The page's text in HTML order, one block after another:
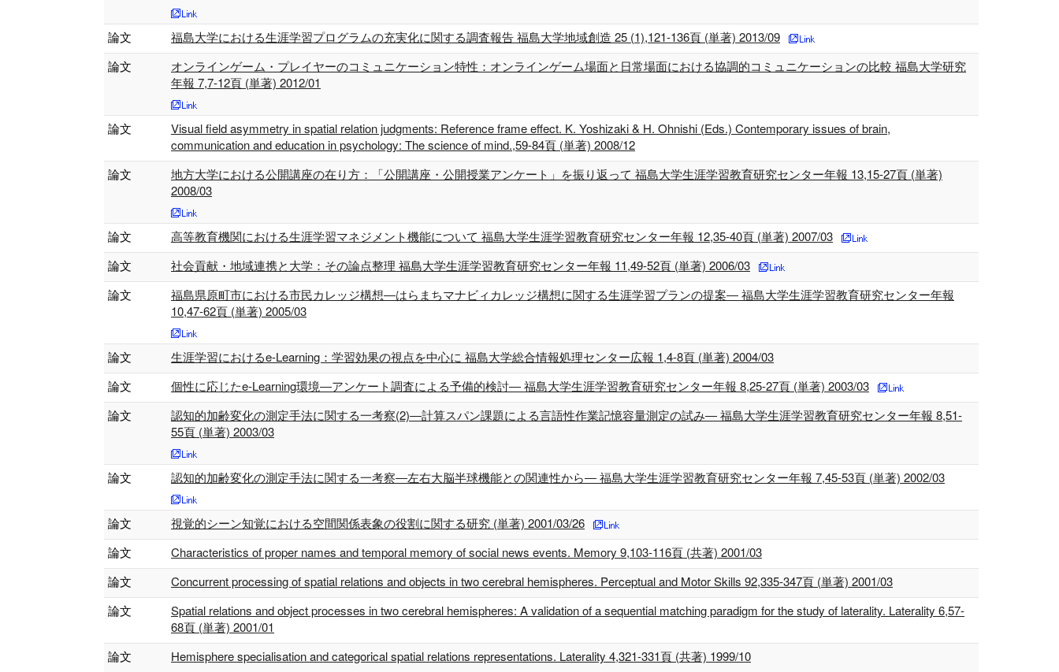
論文
福島大学における生涯学習プログラムの充実化に関する調査報告 福島大学地域創造 25 (1),121-136頁 (単著) 2013/09
論文
オンラインゲーム・プレイヤーのコミュニケーション特性：オンラインゲーム場面と日常場面における協調的コミュニケーションの比較 福島大学研究
年報 7,7-12頁 (単著) 2012/01
論文
Visual field asymmetry in spatial relation judgments: Reference frame effect. K. Yoshizaki & H. Ohnishi (Eds.) Contemporary issues of brain,
communication and education in psychology: The science of mind.,59-84頁 (単著) 2008/12
論文
地方大学における公開講座の在り方：「公開講座・公開授業アンケート」を振り返って 福島大学生涯学習教育研究センター年報 13,15-27頁 (単著)
2008/03
論文
高等教育機関における生涯学習マネジメント機能について 福島大学生涯学習教育研究センター年報 12,35-40頁 (単著) 2007/03
論文
社会貢献・地域連携と大学：その論点整理 福島大学生涯学習教育研究センター年報 11,49-52頁 (単著) 2006/03
論文
福島県原町市における市民カレッジ構想―はらまちマナビィカレッジ構想に関する生涯学習プランの提案― 福島大学生涯学習教育研究センター年報
10,47-62頁 (単著) 2005/03
論文
生涯学習におけるe-Learning：学習効果の視点を中心に 福島大学総合情報処理センター広報 1,4-8頁 (単著) 2004/03
論文
個性に応じたe-Learning環境―アンケート調査による予備的検討― 福島大学生涯学習教育研究センター年報 8,25-27頁 (単著) 2003/03
論文
認知的加齢変化の測定手法に関する一考察(2)―計算スパン課題による言語性作業記憶容量測定の試み― 福島大学生涯学習教育研究センター年報 8,51-
55頁 (単著) 2003/03
論文 認知的加齢変化の測定手法に関する一考察―左右大脳半球機能との関連性から― 福島大学生涯学習教育研究センター年報 7,45-53頁 (単著) 2002/03
論文
視覚的シーン知覚における空間関係表象の役割に関する研究 (単著) 2001/03/26
論文
Characteristics of proper names and temporal memory of social news events. Memory 9,103-116頁 (共著) 2001/03
論文
Concurrent processing of spatial relations and objects in two cerebral hemispheres. Perceptual and Motor Skills 92,335-347頁 (単著) 2001/03
論文
Spatial relations and object processes in two cerebral hemispheres: A validation of a sequential matching paradigm for the study of laterality. Laterality 6,57-
68頁 (単著) 2001/01
論文
Hemisphere specialisation and categorical spatial relations representations. Laterality 4,321-331頁 (共著) 1999/10